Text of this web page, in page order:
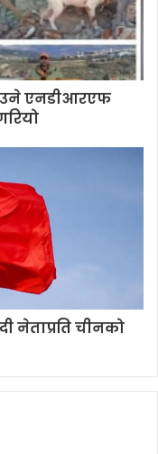
एनडीआरएफ
नेताप्रति चीनको